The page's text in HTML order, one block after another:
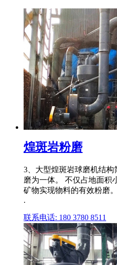
煌斑岩粉磨
3、大型煌斑岩球磨机结
磨为一体。 不仅占地面积
矿物实现物料的有效粉磨
.
联系电话: 180 3780 8511